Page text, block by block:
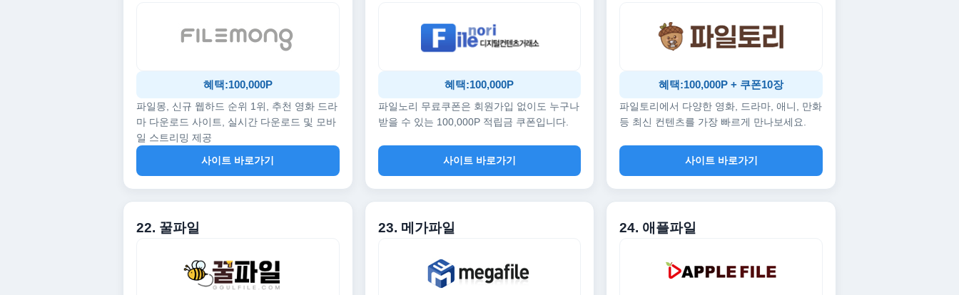
혜택:100,000P
파일몽, 신규 웹하드 순위 1위, 추천 영화 드라
마 다운로드 사이트, 실시간 다운로드 및 모바
일 스트리밍 제공
사이트 바로가기
혜택:100,000P
파일노리 무료쿠폰은 회원가입 없이도 누구나
받을 수 있는 100,000P 적립금 쿠폰입니다.
사이트 바로가기
혜택:100,000P + 쿠폰10장
파일토리에서 다양한 영화, 드라마, 애니, 만화
등 최신 컨텐츠를 가장 빠르게 만나보세요.
사이트 바로가기
22. 꿀파일 23. 메가파일 24. 애플파일